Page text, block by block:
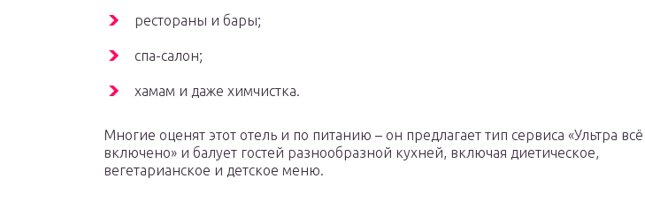
рестораны и бары;
спа-салон;
хамам и даже химчистка.
Многие оценят этот отель и по питанию – он предлагает тип сервиса «Ультра всё
включено» и балует гостей разнообразной кухней, включая диетическое,
вегетарианское и детское меню.